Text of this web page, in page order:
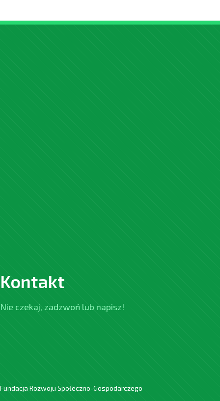
Kontakt
Nie czekaj, zadzwoń lub napisz!
Fundacja Rozwoju Społeczno-Gospodarczego